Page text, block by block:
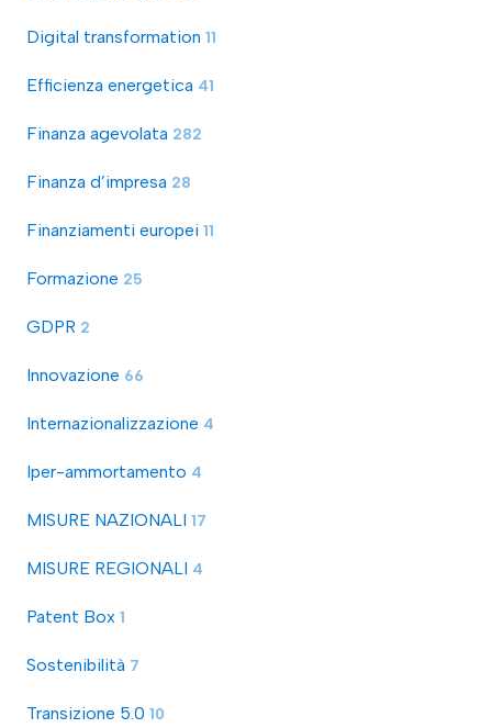
Digital transformation 11
Efficienza energetica 41
Finanza agevolata 282
Finanza d’impresa 28
Finanziamenti europei 11
Formazione 25
GDPR 2
Innovazione 66
Internazionalizzazione 4
Iper-ammortamento 4
MISURE NAZIONALI 17
MISURE REGIONALI 4
Patent Box 1
Sostenibilità 7
Transizione 5.0 10